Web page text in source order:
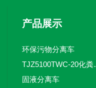
产品展示
环保污物分离车
固液分离车